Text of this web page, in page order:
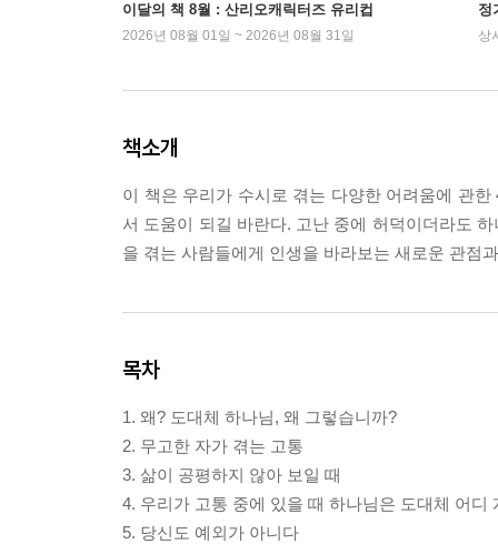
이달의 책 8월 : 산리오캐릭터즈 유리컵
2026년 08월 01일 ~ 2026년 08월 31일
정
상
책소개
이 책은 우리가 수시로 겪는 다양한 어려움에 관
서 도움이 되길 바란다. 고난 중에 허덕이더라도
을 겪는 사람들에게 인생을 바라보는 새로운 관점
목차
1. 왜? 도대체 하나님, 왜 그렇습니까?
2. 무고한 자가 겪는 고통
3. 삶이 공평하지 않아 보일 때
4. 우리가 고통 중에 있을 때 하나님은 도대체 어디
5. 당신도 예외가 아니다